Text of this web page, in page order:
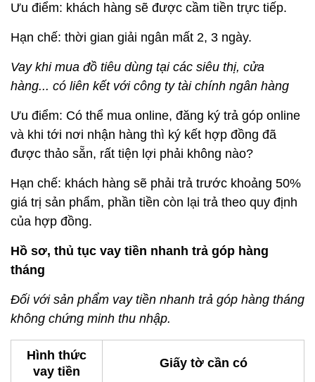
Ưu điểm: khách hàng sẽ được cầm tiền trực tiếp.
Hạn chế: thời gian giải ngân mất 2, 3 ngày.
Vay khi mua đồ tiêu dùng tại các siêu thị, cửa
hàng... có liên kết với công ty tài chính ngân hàng
Ưu điểm: Có thể mua online, đăng ký trả góp online
và khi tới nơi nhận hàng thì ký kết hợp đồng đã
được thảo sẵn, rất tiện lợi phải không nào?
Hạn chế: khách hàng sẽ phải trả trước khoảng 50%
giá trị sản phẩm, phần tiền còn lại trả theo quy định
của hợp đồng.
Hồ sơ, thủ tục vay tiền nhanh trả góp hàng
tháng
Đối với sản phẩm vay tiền nhanh trả góp hàng tháng
không chứng minh thu nhập.
Hình thức
vay tiền
Giấy tờ cần có